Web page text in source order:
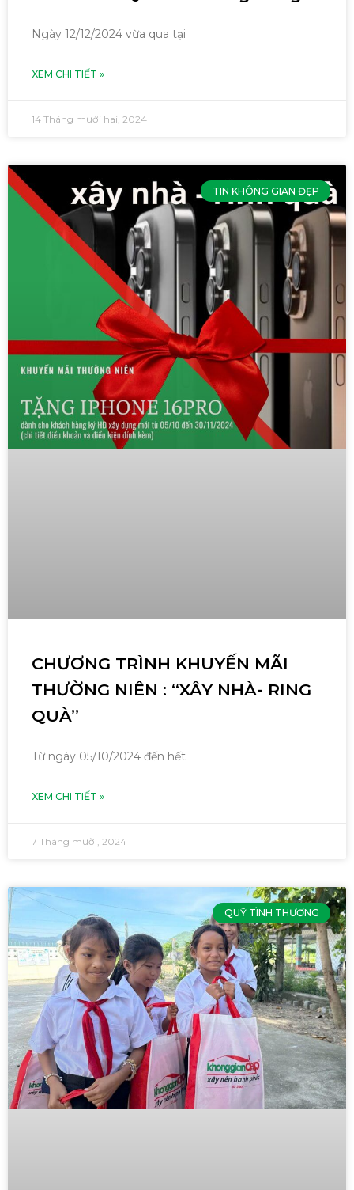
Ngày 12/12/2024 vừa qua tại
XEM CHI TIẾT »
14 Tháng mười hai, 2024
TIN KHÔNG GIAN ĐẸP
CHƯƠNG TRÌNH KHUYẾN MÃI
THƯỜNG NIÊN : “XÂY NHÀ- RING
QUÀ”
Từ ngày 05/10/2024 đến hết
XEM CHI TIẾT »
7 Tháng mười, 2024
QUỸ TÌNH THƯƠNG